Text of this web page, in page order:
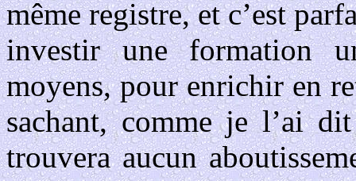
même registre, et c’est
investir une formation
moyens, pour enrichir en
sachant, comme je l’ai
trouvera aucun